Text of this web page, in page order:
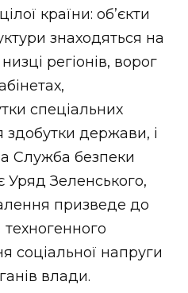
країни: об’єкти
знаходяться на
регіонів, ворог
спеціальних
здобутки держави, і
Служба безпеки
Зеленського,
призведе до
соціальної напруги
влади.